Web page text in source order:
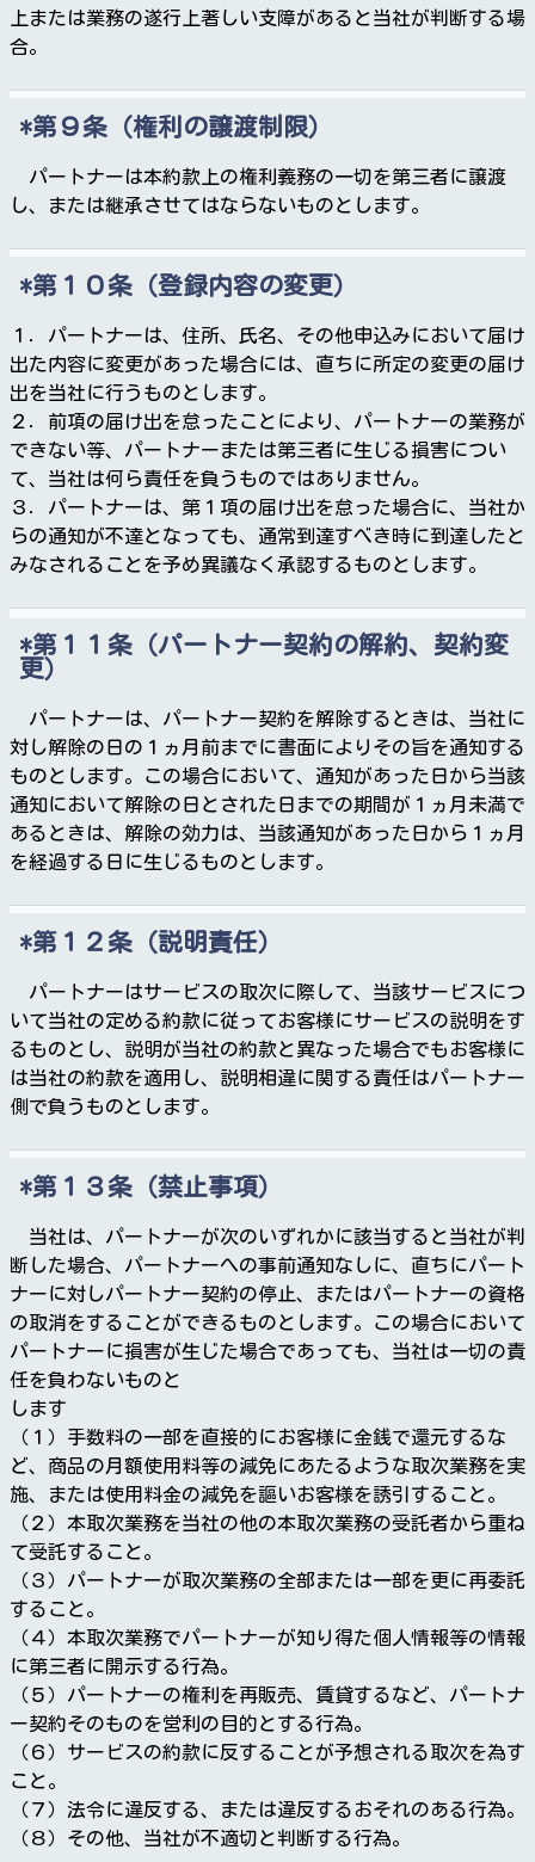
上または業務の遂行上著しい支障があると当社が判断する場
合。
第９条（権利の譲渡制限）
パートナーは本約款上の権利義務の一切を第三者に譲渡
し、または継承させてはならないものとします。
第１０条（登録内容の変更）
１．パートナーは、住所、氏名、その他申込みにおいて届け
出た内容に変更があった場合には、直ちに所定の変更の届け
出を当社に行うものとします。
２．前項の届け出を怠ったことにより、パートナーの業務が
できない等、パートナーまたは第三者に生じる損害につい
て、当社は何ら責任を負うものではありません。
３．パートナーは、第１項の届け出を怠った場合に、当社か
らの通知が不達となっても、通常到達すべき時に到達したと
みなされることを予め異議なく承認するものとします。
第１１条（パートナー契約の解約、契約変
更）
パートナーは、パートナー契約を解除するときは、当社に
対し解除の日の１ヵ月前までに書面によりその旨を通知する
ものとします。この場合において、通知があった日から当該
通知において解除の日とされた日までの期間が１ヵ月未満で
あるときは、解除の効力は、当該通知があった日から１ヵ月
を経過する日に生じるものとします。
第１２条（説明責任）
パートナーはサービスの取次に際して、当該サービスにつ
いて当社の定める約款に従ってお客様にサービスの説明をす
るものとし、説明が当社の約款と異なった場合でもお客様に
は当社の約款を適用し、説明相違に関する責任はパートナー
側で負うものとします。
第１３条（禁止事項）
当社は、パートナーが次のいずれかに該当すると当社が判
断した場合、パートナーへの事前通知なしに、直ちにパート
ナーに対しパートナー契約の停止、またはパートナーの資格
の取消をすることができるものとします。この場合において
パートナーに損害が生じた場合であっても、当社は一切の責
任を負わないものと
します
（１）手数料の一部を直接的にお客様に金銭で還元するな
ど、商品の月額使用料等の減免にあたるような取次業務を実
施、または使用料金の減免を謳いお客様を誘引すること。
（２）本取次業務を当社の他の本取次業務の受託者から重ね
て受託すること。
（３）パートナーが取次業務の全部または一部を更に再委託
すること。
（４）本取次業務でパートナーが知り得た個人情報等の情報
に第三者に開示する行為。
（５）パートナーの権利を再販売、賃貸するなど、パートナ
ー契約そのものを営利の目的とする行為。
（６）サービスの約款に反することが予想される取次を為す
こと。
（７）法令に違反する、または違反するおそれのある行為。
（８）その他、当社が不適切と判断する行為。